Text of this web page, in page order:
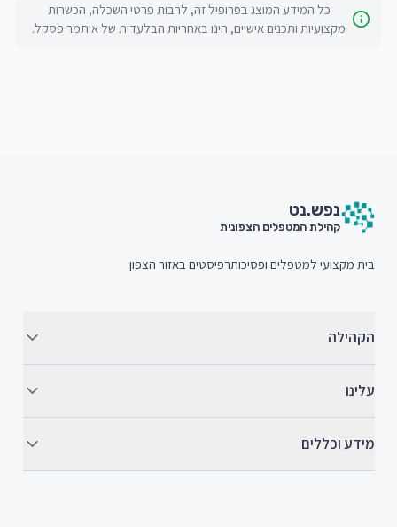
כל המידע המוצג בפרופיל זה, לרבות פרטי השכלה, הכשרות
מקצועיות ותכנים אישיים, הינו באחריות הבלעדית שלאיתמר פסקל.
נפש.נט
קהילת המטפלים הצפונית
בית מקצועי למטפלים ופסיכותרפיסטים באזור הצפון.
הקהילה
עלינו
מידע וכללים